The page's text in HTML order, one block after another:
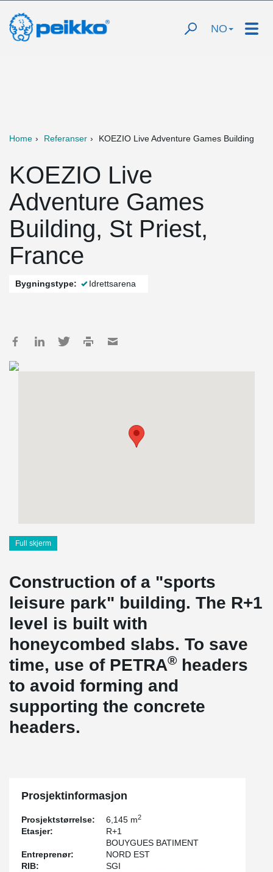
NO
Home Referanser KOEZIO Live Adventure Games Building
KOEZIO Live
Adventure Games
Building, St Priest,
France
Bygningstype: Idrettsarena
Full skjerm
Construction of a "sports
leisure park" building. The R+1
level is built with
honeycombed slabs. To save
time, use of PETRA® headers
to avoid forming and
supporting the concrete
headers.
Prosjektinformasjon
Prosjektstørrelse: 6,145 m2
Etasjer: R+1
Entreprenør:
BOUYGUES BATIMENT
NORD EST
RIB:
SGI